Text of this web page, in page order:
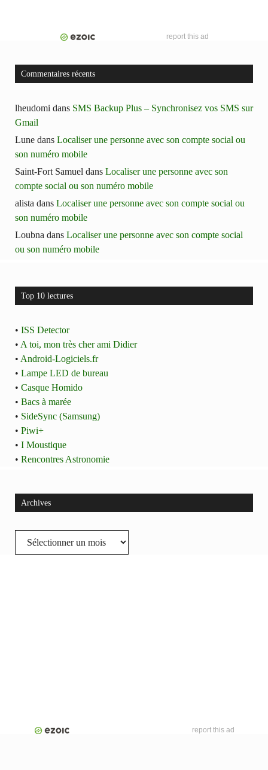
report this ad
Commentaires récents
lheudomi dans SMS Backup Plus – Synchronisez vos SMS sur
Gmail
Lune dans Localiser une personne avec son compte social ou
son numéro mobile
Saint-Fort Samuel dans Localiser une personne avec son
compte social ou son numéro mobile
alista dans Localiser une personne avec son compte social ou
son numéro mobile
Loubna dans Localiser une personne avec son compte social
ou son numéro mobile
Top 10 lectures
• ISS Detector
• A toi, mon très cher ami Didier
• Android-Logiciels.fr
• Lampe LED de bureau
• Casque Homido
• Bacs à marée
• SideSync (Samsung)
• Piwi+
• I Moustique
• Rencontres Astronomie
Archives
Archives
report this ad